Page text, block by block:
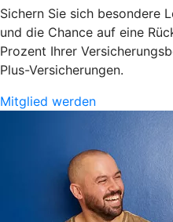
Sichern Sie sich besondere
und die Chance auf eine
Prozent Ihrer
Plus-Versicherungen.
Mitglied werden